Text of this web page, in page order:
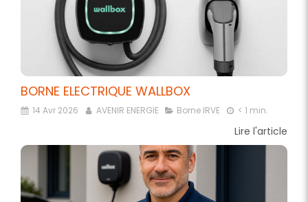
BORNE ELECTRIQUE WALLBOX
14 Avr 2026 AVENIR ENERGIE Borne IRVE < 1 min.
Lire l'article